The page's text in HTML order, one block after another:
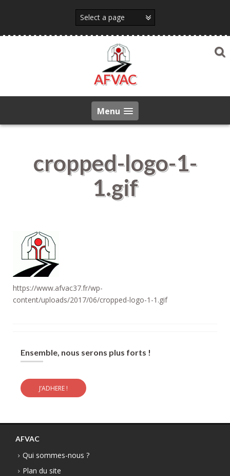
AFVAC
Menu
cropped-logo-1-
1.gif
https://www.afvac37.fr/wp-
content/uploads/2017/06/cropped-logo-1-1.gif
Ensemble, nous serons plus forts !
J’ADHERE !
AFVAC
Qui sommes-nous ?
Plan du site